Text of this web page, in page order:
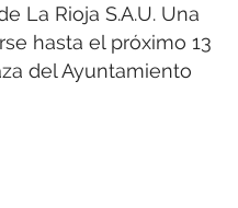
La Rioja S.A.U. Una
hasta el próximo 13
del Ayuntamiento